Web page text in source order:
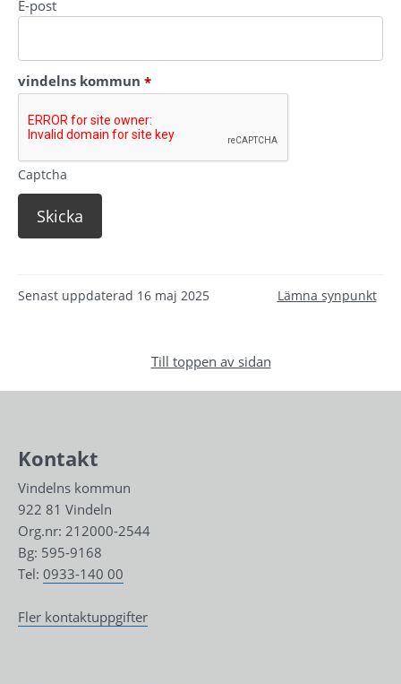
E-post
vindelns kommun *(obligatorisk)
Captcha
Senast uppdaterad 16 maj 2025 Lämna synpunkt
Till toppen av sidan
Kontakt
Vindelns kommun
922 81 Vindeln
Org.nr: 212000-2544
Bg: 595-9168
Tel: 0933-140 00
Fler kontaktuppgifter